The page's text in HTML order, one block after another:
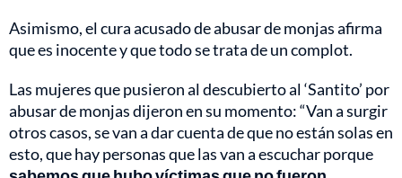
Asimismo, el cura acusado de abusar de monjas afirma
que es inocente y que todo se trata de un complot.
Las mujeres que pusieron al descubierto al ‘Santito’ por
abusar de monjas dijeron en su momento: “Van a surgir
otros casos, se van a dar cuenta de que no están solas en
esto, que hay personas que las van a escuchar porque